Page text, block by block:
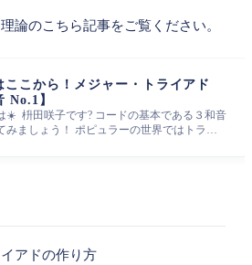
論のこちら記事をご覧ください。
ここから！メジャー・トライアド
No.1】
☀️ 枡田咲子です? コードの基本である３和音
みましょう！ ポピュラーの世界ではトライ
アドの作り方